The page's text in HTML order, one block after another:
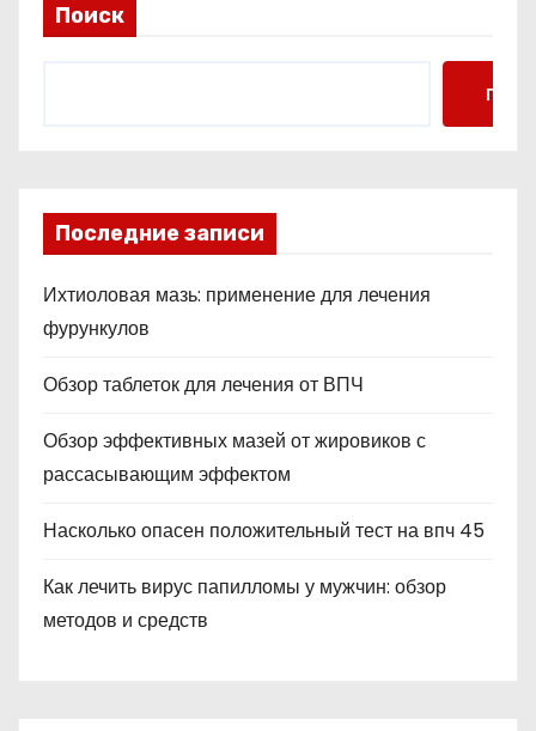
Поиск
Поиск
Последние записи
Ихтиоловая мазь: применение для лечения
фурункулов
Обзор таблеток для лечения от ВПЧ
Обзор эффективных мазей от жировиков с
рассасывающим эффектом
Насколько опасен положительный тест на впч 45
Как лечить вирус папилломы у мужчин: обзор
методов и средств